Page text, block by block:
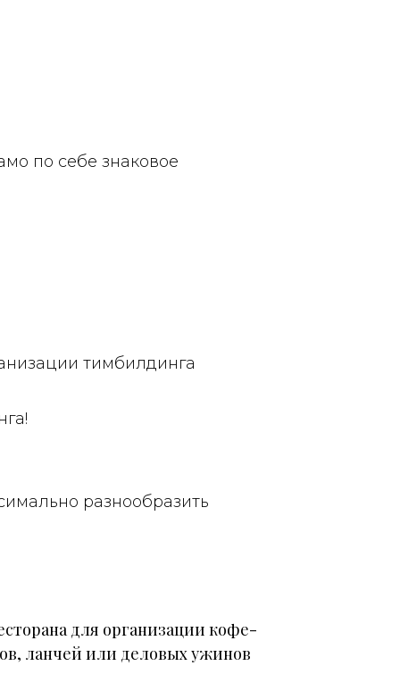
по себе знаковое
тимбилдинга
разнообразить
для организации кофе-
ланчей или деловых ужинов